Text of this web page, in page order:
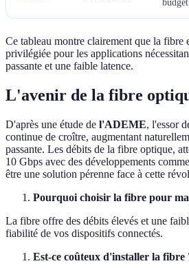
Ce tableau montre clairement que la fibre
privilégiée pour les applications
passante et une faible latence.
L'avenir de la fibre
D'après une étude de l'ADEME, l'essor
continue de croître, augmentant
passante. Les débits de la fibre optique,
10 Gbps avec des développements
être une solution pérenne face à cette
Pourquoi choisir la fibre pour ma
La fibre offre des débits élevés et une
fiabilité de vos dispositifs connectés.
Est-ce coûteux d'installer la fibre